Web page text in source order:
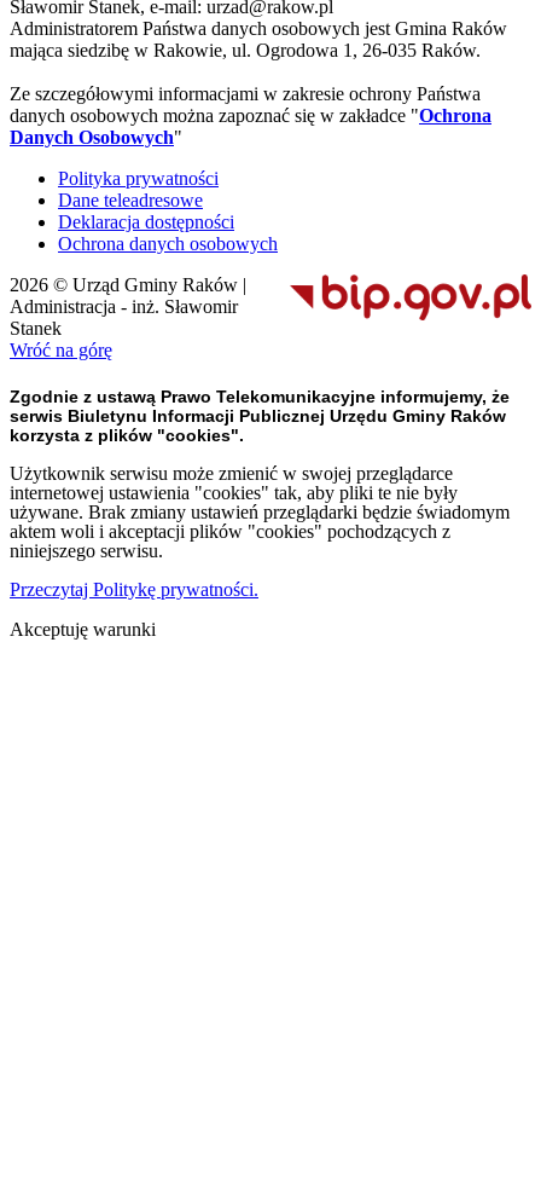
Sławomir Stanek, e-mail: urzad@rakow.pl
Administratorem Państwa danych osobowych jest Gmina Raków
mająca siedzibę w Rakowie, ul. Ogrodowa 1, 26-035 Raków.
Ze szczegółowymi informacjami w zakresie ochrony Państwa
danych osobowych można zapoznać się w zakładce "Ochrona
Danych Osobowych"
Polityka prywatności
Dane teleadresowe
Deklaracja dostępności
Ochrona danych osobowych
2026 © Urząd Gminy Raków |
Administracja - inż. Sławomir
Stanek
Wróć na górę
Zgodnie z ustawą Prawo Telekomunikacyjne informujemy, że
serwis Biuletynu Informacji Publicznej Urzędu Gminy Raków
korzysta z plików "cookies".
Użytkownik serwisu może zmienić w swojej przeglądarce
internetowej ustawienia "cookies" tak, aby pliki te nie były
używane. Brak zmiany ustawień przeglądarki będzie świadomym
aktem woli i akceptacji plików "cookies" pochodzących z
niniejszego serwisu.
Przeczytaj Politykę prywatności.
Akceptuję warunki